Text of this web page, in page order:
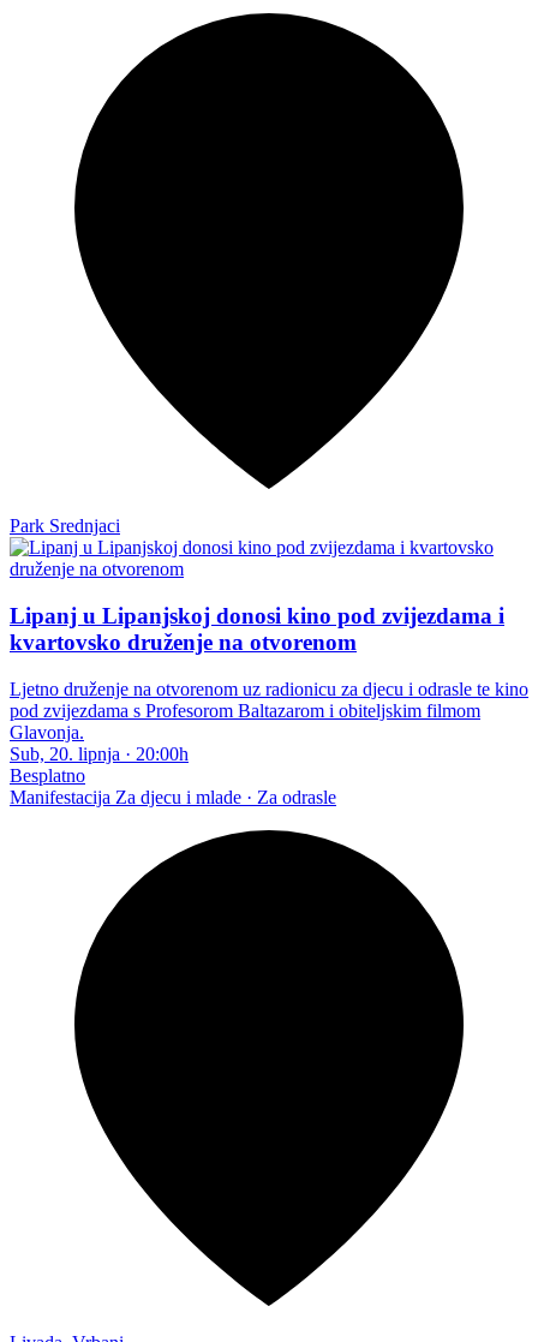
Park Srednjaci
Lipanj u Lipanjskoj donosi kino pod zvijezdama i
kvartovsko druženje na otvorenom
Ljetno druženje na otvorenom uz radionicu za djecu i odrasle te kino
pod zvijezdama s Profesorom Baltazarom i obiteljskim filmom
Glavonja.
Sub, 20. lipnja · 20:00h
Besplatno
Manifestacija Za djecu i mlade · Za odrasle